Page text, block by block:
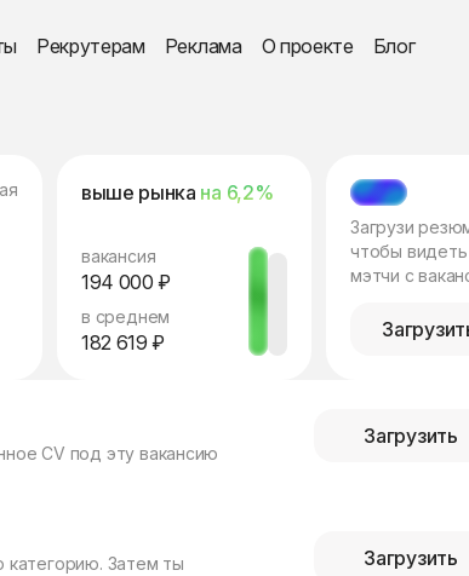
Рекрутерам Реклама О проекте Блог
выше рынка на 6,2%
вакансия
194 000 ₽
в среднем
182 619 ₽
МЭТЧ
Загрузи
чтобы видеть
мэтчи с
CV под эту вакансию
Загрузить
категорию. Затем ты
Загрузить